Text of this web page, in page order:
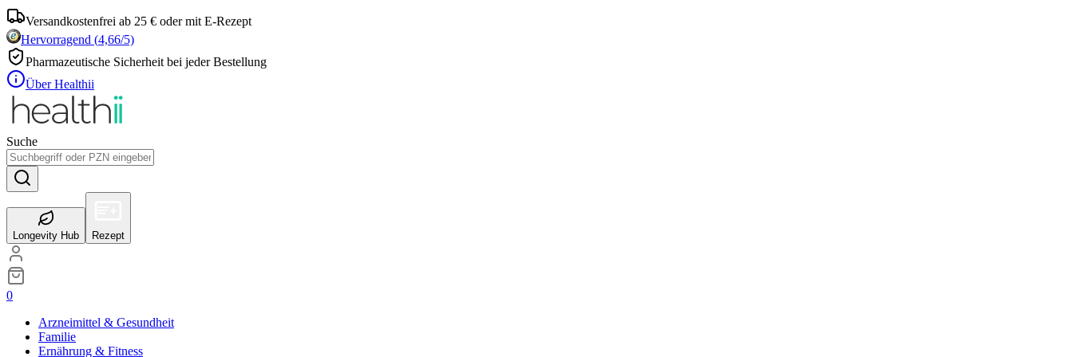
Versandkostenfrei ab 25 € oder mit E-Rezept
Hervorragend (4,66/5)
Pharmazeutische Sicherheit bei jeder Bestellung
Über Healthii
Suche
Longevity Hub Rezept
0
Arzneimittel & Gesundheit
Familie
Ernährung & Fitness